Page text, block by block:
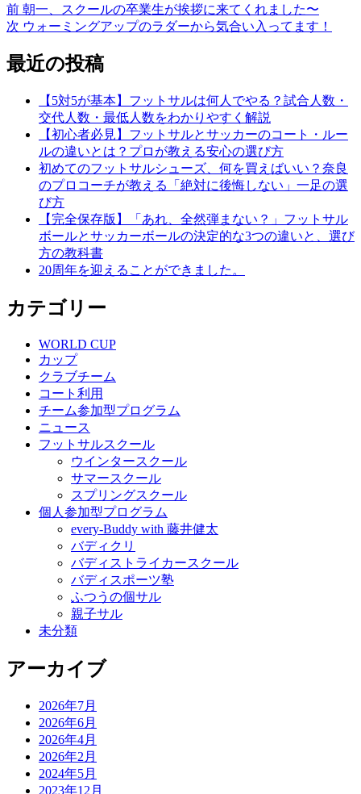
ー
投
稿
ナ
前 前
の
稿:
朝一、スクールの卒業生が挨拶に来てくれました〜
次 次
投
稿:
ウォーミングアップのラダーから気合い入ってます！
最近の投稿
【5対5が基本】フットサルは何人でやる？試合人数・
交代人数・最低人数をわかりやすく解説
【初心者必見】フットサルとサッカーのコート・ルー
ルの違いとは？プロが教える安心の選び方
初めてのフットサルシューズ、何を買えばいい？奈良
のプロコーチが教える「絶対に後悔しない」一足の選
び方
【完全保存版】「あれ、全然弾まない？」フットサル
ボールとサッカーボールの決定的な3つの違いと、選び
方の教科書
20周年を迎えることができました。
カテゴリー
WORLD CUP
カップ
クラブチーム
コート利用
チーム参加型プログラム
ニュース
フットサルスクール
ウインタースクール
サマースクール
スプリングスクール
個人参加型プログラム
every-Buddy with 藤井健太
バディクリ
バディストライカースクール
バディスポーツ塾
ふつうの個サル
親子サル
未分類
アーカイブ
2026年7月
2026年6月
2026年4月
2026年2月
2024年5月
2023年12月